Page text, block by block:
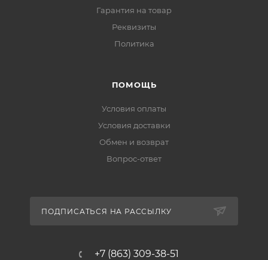
Гарантия на товар
Реквизиты
Политика
ПОМОЩЬ
Условия оплаты
Условия доставки
Обмен и возврат
Вопрос-ответ
ПОДПИСАТЬСЯ НА РАССЫЛКУ
+7 (863) 309-38-51